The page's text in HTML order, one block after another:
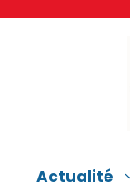
Actualité